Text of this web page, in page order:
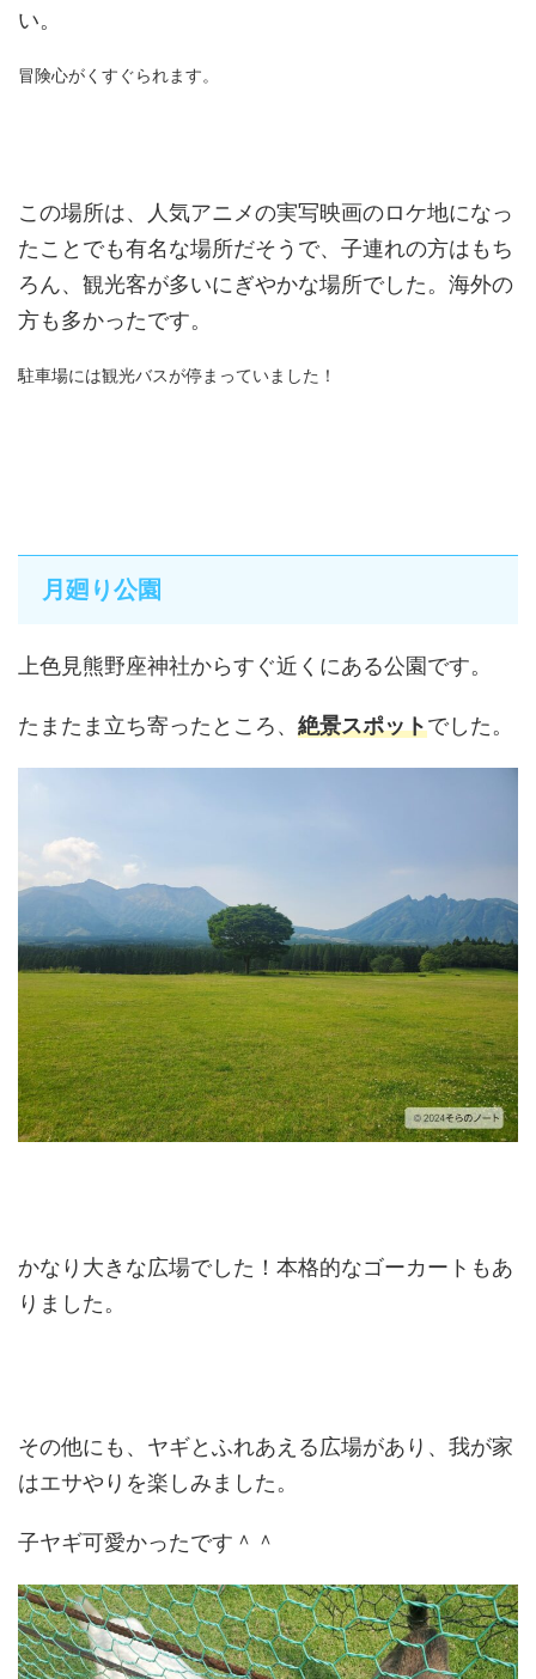
い。
冒険心がくすぐられます。
この場所は、人気アニメの実写映画のロケ地になっ
たことでも有名な場所だそうで、子連れの方はもち
ろん、観光客が多いにぎやかな場所でした。海外の
方も多かったです。
駐車場には観光バスが停まっていました！
月廻り公園
上色見熊野座神社からすぐ近くにある公園です。
たまたま立ち寄ったところ、 絶景スポットでした。
かなり大きな広場でした！本格的なゴーカートもあ
りました。
その他にも、ヤギとふれあえる広場があり、我が家
はエサやりを楽しみました。
子ヤギ可愛かったです＾＾